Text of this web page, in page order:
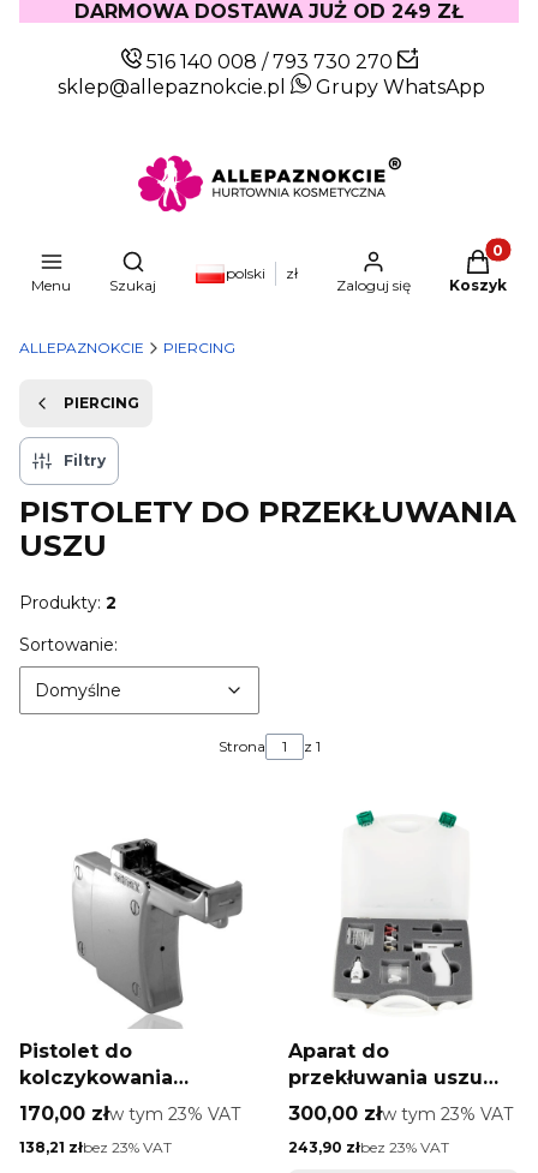
DARMOWA DOSTAWA JUŻ OD 249 ZŁ
516 140 008 /793 730 270
sklep@allepaznokcie.pl
Grupy WhatsApp
Menu
Otwórz wyszukiwarkę
Szukaj
polski zł
Zaloguj się Koszyk
ALLEPAZNOKCIE PIERCING
PIERCING
Filtry
PISTOLETY DO PRZEKŁUWANIA
USZU
Produkty: 2
Lista produktów
Sortowanie:
Domyślne
Strona z 1
Pistolet do
kolczykowania
bezhukowy Studex
system 75
Cena brutto
170,00 złw tym %s VAT
w tym 23% VAT
Cena netto
138,21 złbez 23% VAT
Aparat do
przekłuwania uszu
Studex Plus
Cena brutto
300,00 złw tym %s VAT
w tym 23% VAT
Cena netto
243,90 złbez 23% VAT